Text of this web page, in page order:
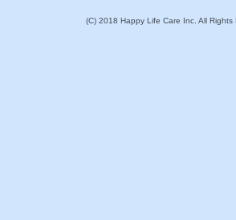
(C) 2018 Happy Life Care Inc. All Rights